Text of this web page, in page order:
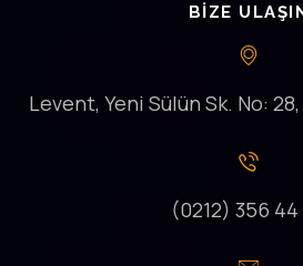
BIZE
Levent, Yeni Sülün Sk. No:
(0212) 356